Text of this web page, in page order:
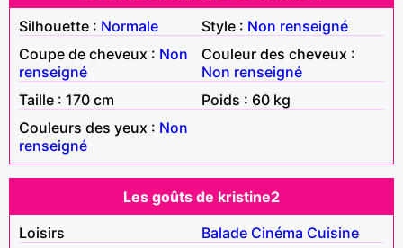
Silhouette : Normale Style : Non renseigné
Coupe de cheveux : Non
renseigné
Couleur des cheveux :
Non renseigné
Taille : 170 cm
Poids : 60 kg
Couleurs des yeux : Non
renseigné
Les goûts de kristine2
Loisirs
Balade Cinéma Cuisine